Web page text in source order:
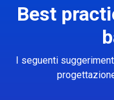
Best
I seguenti